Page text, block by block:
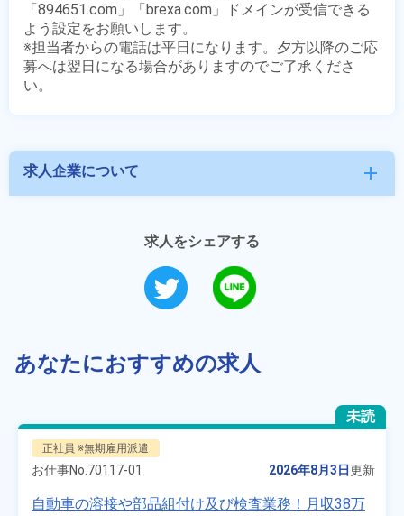
「894651.com」「brexa.com」ドメインが受信できる
よう設定をお願いします。
※担当者からの電話は平日になります。夕方以降のご応
募へは翌日になる場合がありますのでご了承くださ
求人企業について add
求人をシェアする
あなたにおすすめの求人
未読
正社員 ※無期雇用派遣
お仕事No. 70117-01 2026年8月3日更新
自動車の溶接や部品組付け及び検査業務！月収38万